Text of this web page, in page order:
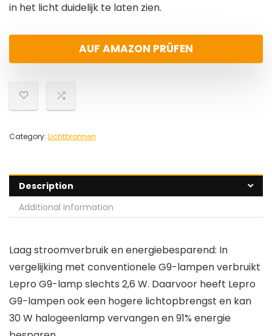
in het licht duidelijk te laten zien.
AUF AMAZON PRÜFEN
Category: Lichtbronnen
Description
Additional information
Laag stroomverbruik en energiebesparend: In
vergelijking met conventionele G9-lampen verbruikt
Lepro G9-lamp slechts 2,6 W. Daarvoor heeft Lepro
G9-lampen ook een hogere lichtopbrengst en kan
30 W halogeenlamp vervangen en 91% energie